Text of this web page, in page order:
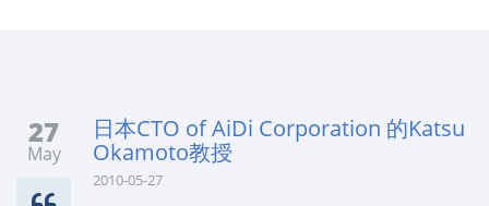
27
May
日本CTO of AiDi Corporation 的Katsu
Okamoto教授
2010-05-27